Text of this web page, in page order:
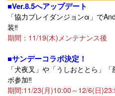
■Ver.8.5へアップデート
「協力プレイダンジョンα」で
装‼
期間：11/19(木)メンテナンス後
■サンデーコラボ決定！
「犬夜叉」や「うしおととら」
ボ参加‼
期間:11/23(月)10:00～12/6(日